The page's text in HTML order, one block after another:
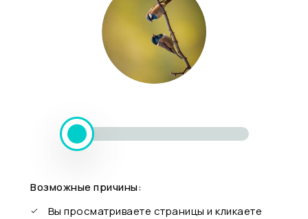
Возможные причины:
Вы просматриваете страницы и кликаете